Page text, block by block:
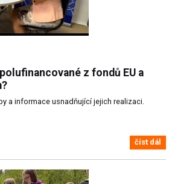
z fondů EU a
a informace usnadňující jejich realizaci.
číst dál